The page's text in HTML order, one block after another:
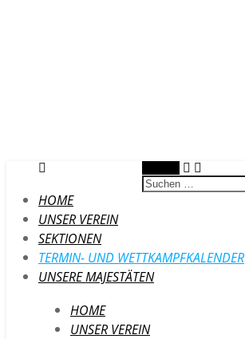
HOME
UNSER VEREIN
SEKTIONEN
TERMIN- UND WETTKAMPFKALENDER
UNSERE MAJESTÄTEN
HOME
UNSER VEREIN